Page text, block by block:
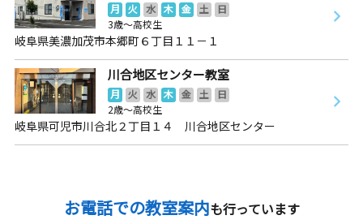
月 火 水 木 金 土
日
3歳～高校生
岐阜県美濃加茂市本郷町６丁目１１－１
川合地区センター教室
月 火 水 木 金 土
日
2歳～高校生
岐阜県可児市川合北２丁目１４ 川合地区センター
お電話での教室案内も行っています